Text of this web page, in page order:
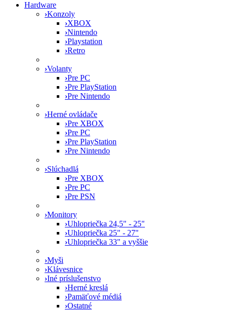
Hardware
›Konzoly
›XBOX
›Nintendo
›Playstation
›Retro
›Volanty
›Pre PC
›Pre PlayStation
›Pre Nintendo
›Herné ovládače
›Pre XBOX
›Pre PC
›Pre PlayStation
›Pre Nintendo
›Slúchadlá
›Pre XBOX
›Pre PC
›Pre PSN
›Monitory
›Uhlopriečka 24,5" - 25"
›Uhlopriečka 25" - 27"
›Uhlopriečka 33" a vyššie
›Myši
›Klávesnice
›Iné príslušenstvo
›Herné kreslá
›Pamäťové médiá
›Ostatné